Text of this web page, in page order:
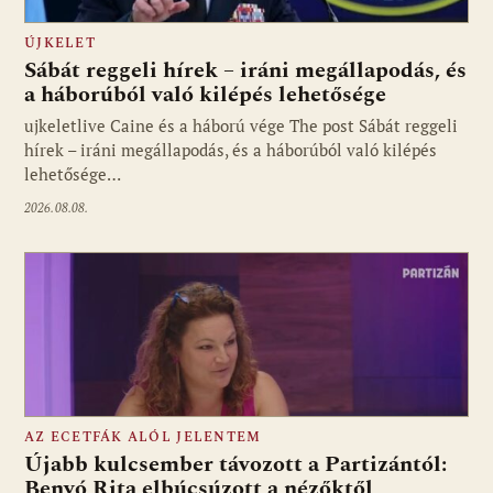
Fotó: ujkelet.live
ÚJKELET
Sábát reggeli hírek – iráni megállapodás, és
a háborúból való kilépés lehetősége
ujkeletlive Caine és a háború vége The post Sábát reggeli
hírek – iráni megállapodás, és a háborúból való kilépés
lehetősége…
2026.08.08.
AZ ECETFÁK ALÓL JELENTEM
Újabb kulcsember távozott a Partizántól: